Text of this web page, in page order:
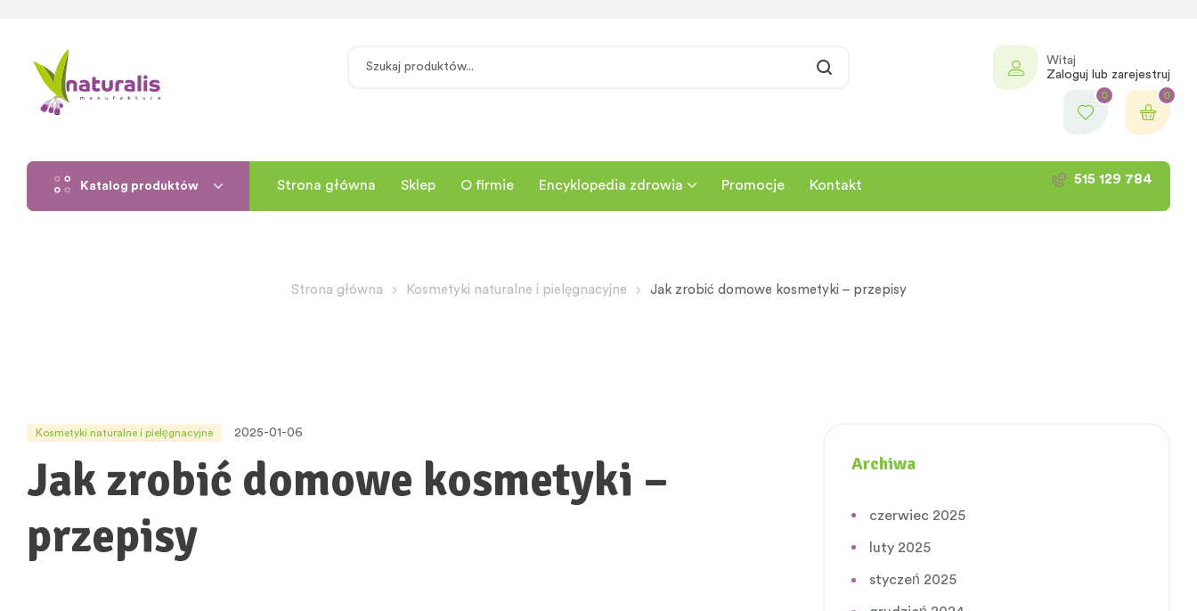
Witaj
Zaloguj lub zarejestruj
0 0
Katalog produktów Strona główna Sklep O firmie Encyklopedia zdrowia Promocje Kontakt 515 129 784
Strona główna Kosmetyki naturalne i pielęgnacyjne Jak zrobić domowe kosmetyki – przepisy
Kosmetyki naturalne i pielęgnacyjne 2025-01-06
Jak zrobić domowe kosmetyki –
przepisy
Archiwa
czerwiec 2025
luty 2025
styczeń 2025